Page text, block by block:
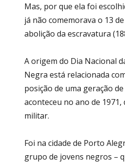
Mas, por que ela foi
já não comemorava o 13
abolição da escravatura
A origem do Dia Nacional
Negra está relacionada
posição de uma geração
aconteceu no ano de
militar.
Foi na cidade de Porto
grupo de jovens negros –